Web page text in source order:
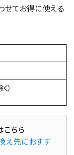
てお得に使える
）
え先におすす